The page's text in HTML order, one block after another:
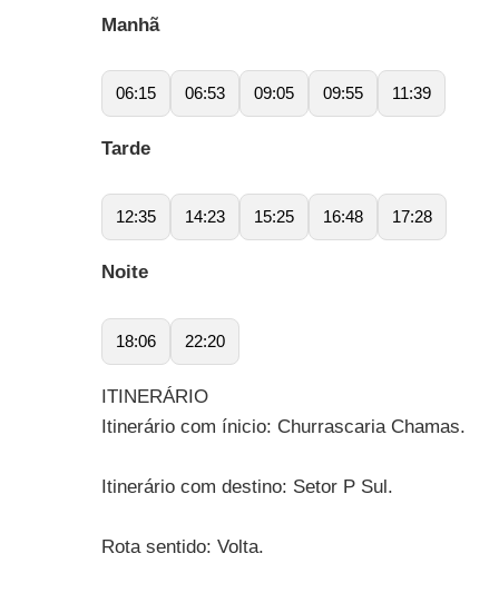
Manhã
06:15 06:53 09:05 09:55 11:39
Tarde
12:35 14:23 15:25 16:48 17:28
Noite
18:06 22:20
ITINERÁRIO
Itinerário com ínicio: Churrascaria Chamas.
Itinerário com destino: Setor P Sul.
Rota sentido: Volta.